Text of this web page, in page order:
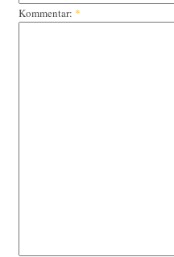
Kommentar: *